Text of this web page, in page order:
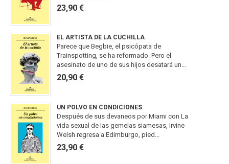
23,90 €
EL ARTISTA DE LA CUCHILLA
Parece que Begbie, el psicópata de
Trainspotting, se ha reformado. Pero el
asesinato de uno de sus hijos desatará un...
20,90 €
UN POLVO EN CONDICIONES
Después de sus devaneos por Miami con La
vida sexual de las gemelas siamesas, Irvine
Welsh regresa a Edimburgo, pied...
23,90 €